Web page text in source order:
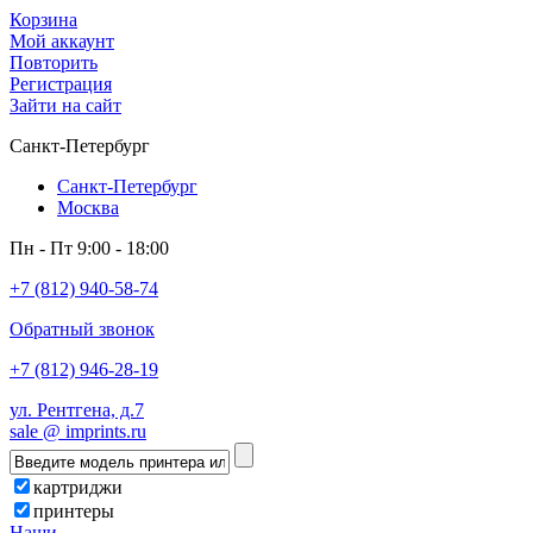
Корзина
Мой аккаунт
Повторить
Регистрация
Зайти на сайт
Санкт-Петербург
Санкт-Петербург
Москва
Пн - Пт 9:00 - 18:00
+7 (812) 940-58-74
Обратный звонок
+7 (812) 946-28-19
ул. Рентгена, д.7
sale @ imprints.ru
картриджи
принтеры